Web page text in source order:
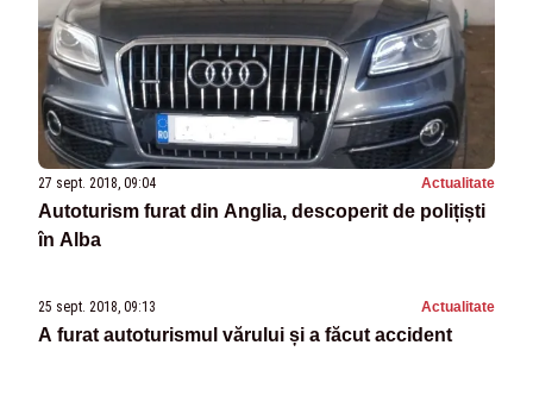
27 sept. 2018, 09:04 Actualitate
Autoturism furat din Anglia, descoperit de polițiști
în Alba
25 sept. 2018, 09:13 Actualitate
A furat autoturismul vărului și a făcut accident